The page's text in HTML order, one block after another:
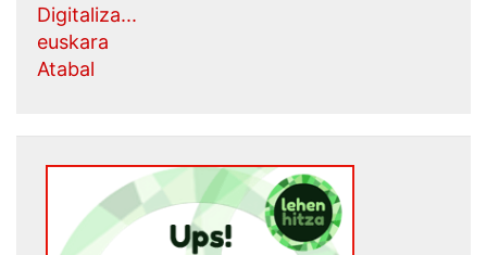
Digitaliza...
euskara
Atabal